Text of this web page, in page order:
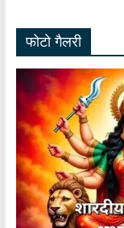
फोटो गैलरी